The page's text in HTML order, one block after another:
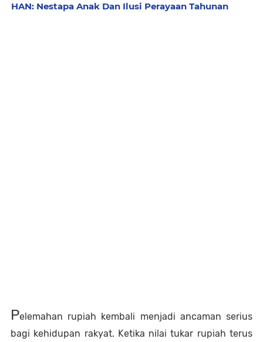
HAN: Nestapa Anak Dan Ilusi Perayaan Tahunan
Pelemahan rupiah kembali menjadi ancaman serius
bagi kehidupan rakyat. Ketika nilai tukar rupiah terus